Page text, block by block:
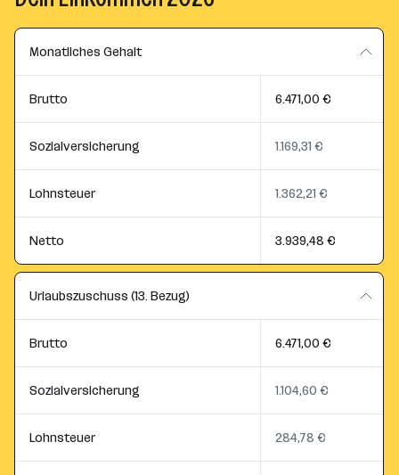
Monatliches Gehalt
Brutto 6.471,00 €
Sozialversicherung 1.169,31 €
Lohnsteuer 1.362,21 €
Netto 3.939,48 €
Urlaubszuschuss (13. Bezug)
Brutto 6.471,00 €
Sozialversicherung 1.104,60 €
Lohnsteuer 284,78 €